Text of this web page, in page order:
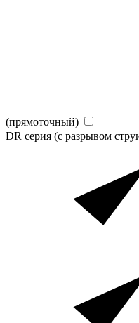
(прямоточный)
DR серия (с разрывом